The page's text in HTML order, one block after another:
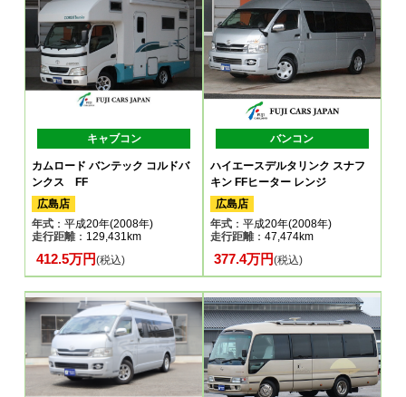
キャブコン
カムロード バンテック コルドバ
ンクス FF
広島店
年式 ：平成20年(2008年)
走行距離：129,431km
412.5万円(税込)
バンコン
ハイエースデルタリンク スナフ
キン FFヒーター レンジ
広島店
年式：平成20年(2008年)
走行距離：47,474km
377.4万円(税込)